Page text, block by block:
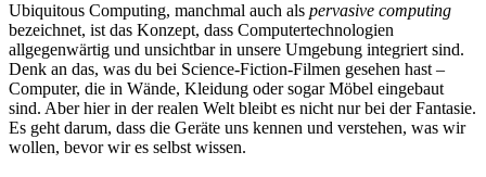
Ubiquitous Computing, manchmal auch als pervasive computing
bezeichnet, ist das Konzept, dass Computertechnologien
allgegenwärtig und unsichtbar in unsere Umgebung integriert sind.
Denk an das, was du bei Science-Fiction-Filmen gesehen hast –
Computer, die in Wände, Kleidung oder sogar Möbel eingebaut
sind. Aber hier in der realen Welt bleibt es nicht nur bei der Fantasie.
Es geht darum, dass die Geräte uns kennen und verstehen, was wir
wollen, bevor wir es selbst wissen.